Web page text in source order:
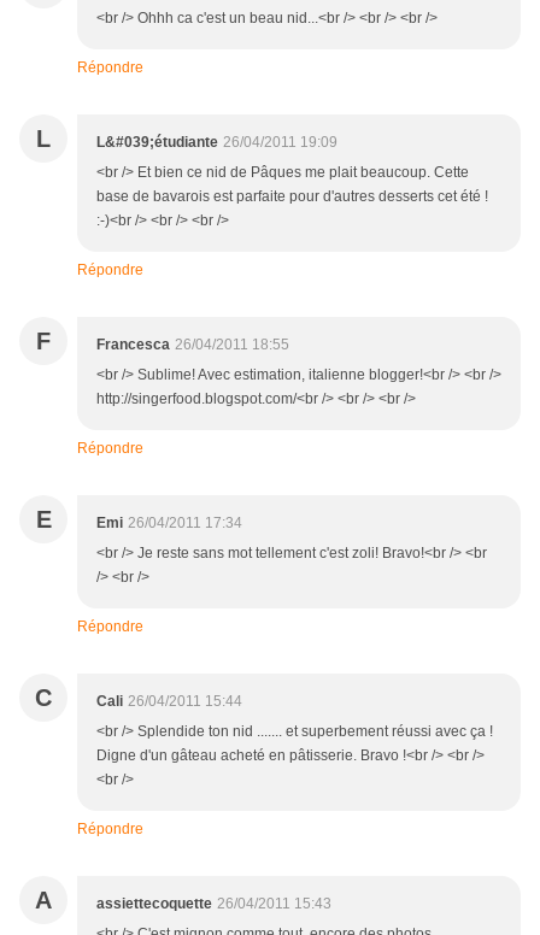
<br /> Ohhh ca c'est un beau nid...<br /> <br /> <br />
Répondre
L L&#039;étudiante 26/04/2011 19:09
<br /> Et bien ce nid de Pâques me plait beaucoup. Cette
base de bavarois est parfaite pour d'autres desserts cet été !
:-)<br /> <br /> <br />
Répondre
F Francesca 26/04/2011 18:55
<br /> Sublime! Avec estimation, italienne blogger!<br /> <br />
http://singerfood.blogspot.com/<br /> <br /> <br />
Répondre
E Emi 26/04/2011 17:34
<br /> Je reste sans mot tellement c'est zoli! Bravo!<br /> <br
/> <br />
Répondre
C Cali 26/04/2011 15:44
<br /> Splendide ton nid ....... et superbement réussi avec ça !
Digne d'un gâteau acheté en pâtisserie. Bravo !<br /> <br />
<br />
Répondre
A assiettecoquette 26/04/2011 15:43